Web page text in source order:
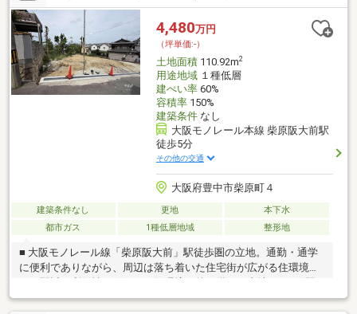
4,480万円
（坪単価:-）
土地面積110.92m2
用途地域１種低層
建ぺい率60%
容積率150%
建築条件なし
大阪モノレール本線 柴原阪大前駅
徒歩5分
その他の交通
大阪府豊中市柴原町４
建築条件なし 更地
本下水
都市ガス
1種低層地域 整形地
■ 大阪モノレール線「柴原阪大前」駅徒歩圏の立地。通勤・通学
に便利でありながら、周辺は落ち着いた住宅街が広がる住環境で
徒歩分数は物件概要をご確認ください。■ 建築条件のない売土地